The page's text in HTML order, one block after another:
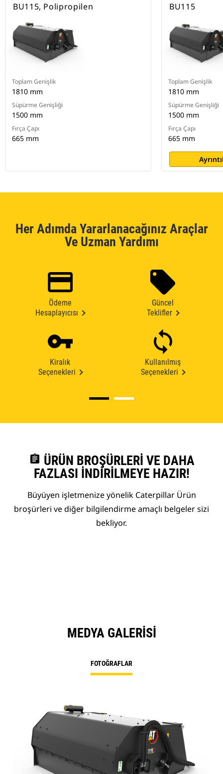
BU115, Polipropilen
Toplam Genişlik
1810 mm
Süpürme Genişliği
1500 mm
Fırça Çapı
665 mm
BU115
Toplam Genişlik
1810 mm
Süpürme Genişliği
1500 mm
Fırça Çapı
665 mm
Her Adımda Yararlanacağınız Araçlar
Ve Uzman Yardımı
Ödeme
Hesaplayıcısı
Güncel
Teklifler
Kiralık
Seçenekleri
Kullanılmış
Seçenekleri
assignment ÜRÜN BROŞÜRLERI VE DAHA
FAZLASI İNDIRILMEYE HAZIR!
Büyüyen işletmenize yönelik Caterpillar Ürün
broşürleri ve diğer bilgilendirme amaçlı belgeler sizi
bekliyor.
MEDYA GALERISI
FOTOĞRAFLAR